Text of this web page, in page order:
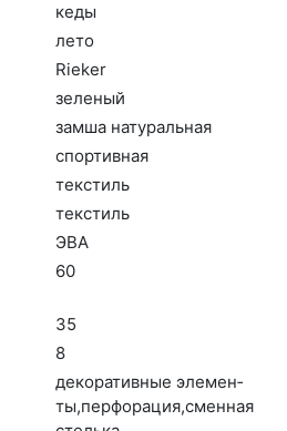
ке­ды
ле­то
Ri­eker
зе­леный
зам­ша на­тураль­ная
спор­тивная
текс­тиль
текс­тиль
ЭВА
60
35
8
де­кора­тив­ные эле­мен­
ты,пер­фо­рация,смен­ная